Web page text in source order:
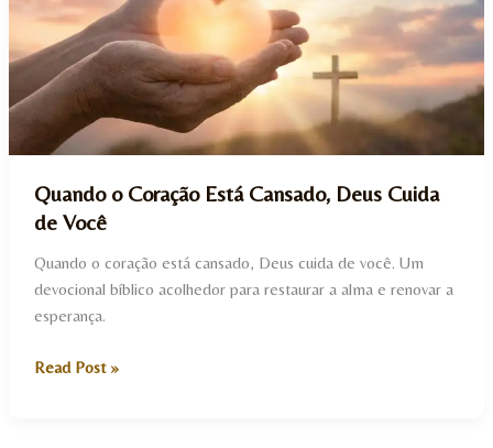
Quando o Coração Está Cansado, Deus Cuida
de Você
Quando o coração está cansado, Deus cuida de você. Um
devocional bíblico acolhedor para restaurar a alma e renovar a
esperança.
Cansado,
Cuida
de
Read Post »